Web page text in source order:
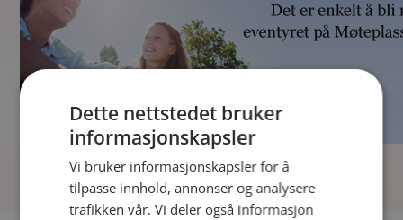
Dette nettstedet bruker
informasjonskapsler
Vi bruker informasjonskapsler for å
tilpasse innhold, annonser og analysere
trafikken vår. Vi deler også informasjon